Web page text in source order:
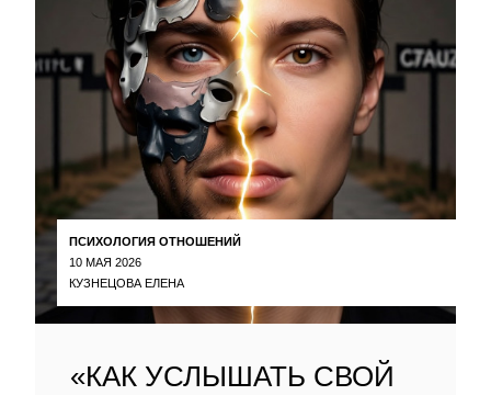
ПСИХОЛОГИЯ ОТНОШЕНИЙ
10 МАЯ 2026
КУЗНЕЦОВА ЕЛЕНА
«КАК УСЛЫШАТЬ СВОЙ